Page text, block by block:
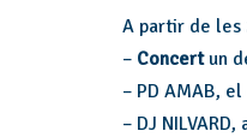
A partir de les
– Concertun
– PD AMAB,
– DJ